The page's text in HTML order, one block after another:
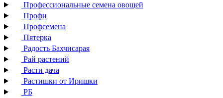
Профессиональные семена овощей
Профи
Профсемена
Пятерка
Радость Бахчисарая
Рай растений
Расти дача
Растишки от Иришки
РБ